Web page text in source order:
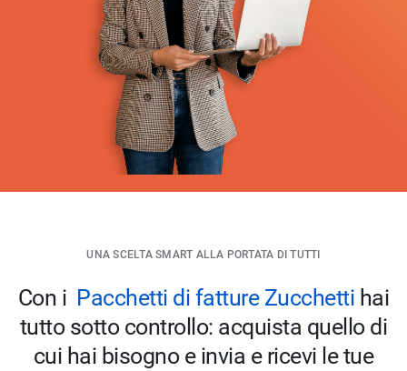
UNA SCELTA SMART ALLA PORTATA DI TUTTI
Con i Pacchetti di fatture Zucchetti hai
tutto sotto controllo: acquista quello di
cui hai bisogno e invia e ricevi le tue